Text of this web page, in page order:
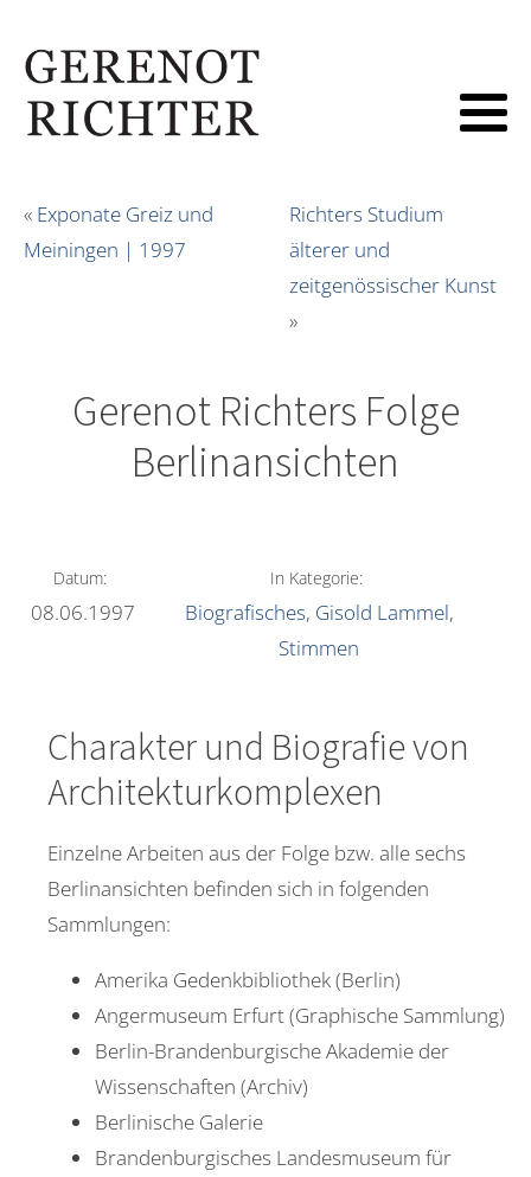
« Exponate Greiz und
Meiningen | 1997
Richters Studium
älterer und
zeitgenössischer Kunst
»
Gerenot Richters Folge
Berlinansichten
Datum:
08.06.1997
In Kategorie:
Biografisches, Gisold Lammel,
Stimmen
Charakter und Biografie von
Architekturkomplexen
Einzelne Arbeiten aus der Folge bzw. alle sechs
Berlinansichten befinden sich in folgenden
Sammlungen:
Amerika Gedenkbibliothek (Berlin)
Angermuseum Erfurt (Graphische Sammlung)
Berlin-Brandenburgische Akademie der
Wissenschaften (Archiv)
Berlinische Galerie
Brandenburgisches Landesmuseum für